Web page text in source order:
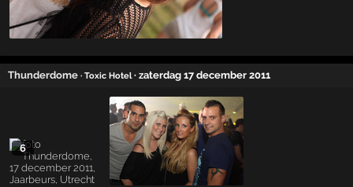
Thunderdome · Toxic Hotel · zaterdag 17 december 2011
6